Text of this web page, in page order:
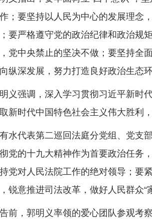
；要坚持以人民为中心的发展理念
要严格遵守党的政治纪律和政治规
党中央禁止的坚决不做；要坚持全
纵深发展，努力打造良好政治生态
强调，深入学习贯彻习近平新时代
新时代中国特色社会主义伟大胜利
代表第二巡回法庭分党组、党支部
党的十九大精神作为首要政治任务
党对人民法院工作的绝对领导；要
锐意推进司法改革，做好人民群众“
，郭明义率领的爱心团队参观考察